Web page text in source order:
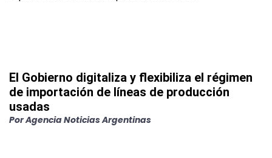
El Gobierno digitaliza y flexibiliza el régimen
de importación de líneas de producción
usadas
PorAgencia Noticias Argentinas